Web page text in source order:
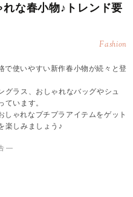
な春小物♪トレンド要
Fashion
で使いやすい新作春小物が続々と登
グラス、おしゃれなバッグやシュ
ています。
ゃれなプチプラアイテムをゲット
楽しみましょう♪
―